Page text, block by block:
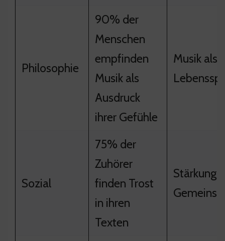
Philosophie
90% der
Menschen
empfinden
Musik als
Ausdruck
ihrer Gefühle
Musik als
Sozial
75% der
Zuhörer
finden Trost
in ihren
Texten
Stärkung